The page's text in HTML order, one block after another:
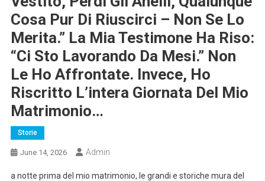
Cosa Pur Di Riuscirci – Non Se Lo
Merita.” La Mia Testimone Ha Riso:
“Ci Sto Lavorando Da Mesi.” Non
Le Ho Affrontate. Invece, Ho
Riscritto L’intera Giornata Del Mio
Matrimonio…
Storie
June 14, 2026 Admin
a notte prima del mio matrimonio, le grandi e storiche mura del